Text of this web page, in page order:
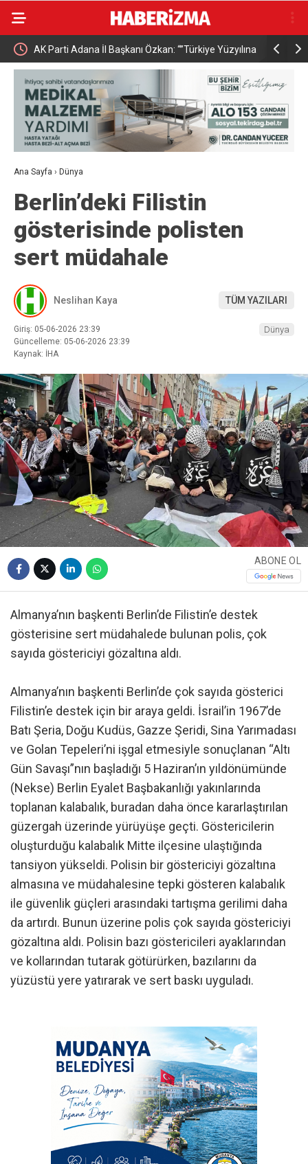
AK Parti Adana İl Başkanı Özkan: “”Türkiye Yüzyılına
güçlü teşkilatımızla yürüyoruz” geldi
Ana Sayfa › Dünya
Berlin’deki Filistin
gösterisinde polisten
sert müdahale
Neslihan Kaya TÜM YAZILARI
Giriş: 05-06-2026 23:39
Güncelleme: 05-06-2026 23:39
Kaynak: İHA
Dünya
ABONE OL
Almanya’nın başkenti Berlin’de Filistin’e destek
gösterisine sert müdahalede bulunan polis, çok
sayıda göstericiyi gözaltına aldı.
Almanya’nın başkenti Berlin’de çok sayıda gösterici
Filistin’e destek için bir araya geldi. İsrail’in 1967’de
Batı Şeria, Doğu Kudüs, Gazze Şeridi, Sina Yarımadası
ve Golan Tepeleri’ni işgal etmesiyle sonuçlanan “Altı
Gün Savaşı”nın başladığı 5 Haziran’ın yıldönümünde
(Nekse) Berlin Eyalet Başbakanlığı yakınlarında
toplanan kalabalık, buradan daha önce kararlaştırılan
güzergah üzerinde yürüyüşe geçti. Göstericilerin
oluşturduğu kalabalık Mitte ilçesine ulaştığında
tansiyon yükseldi. Polisin bir göstericiyi gözaltına
almasına ve müdahalesine tepki gösteren kalabalık
ile güvenlik güçleri arasındaki tartışma gerilimi daha
da artırdı. Bunun üzerine polis çok sayıda göstericiyi
gözaltına aldı. Polisin bazı göstericileri ayaklarından
ve kollarından tutarak götürürken, bazılarını da
yüzüstü yere yatırarak ve sert baskı uyguladı.